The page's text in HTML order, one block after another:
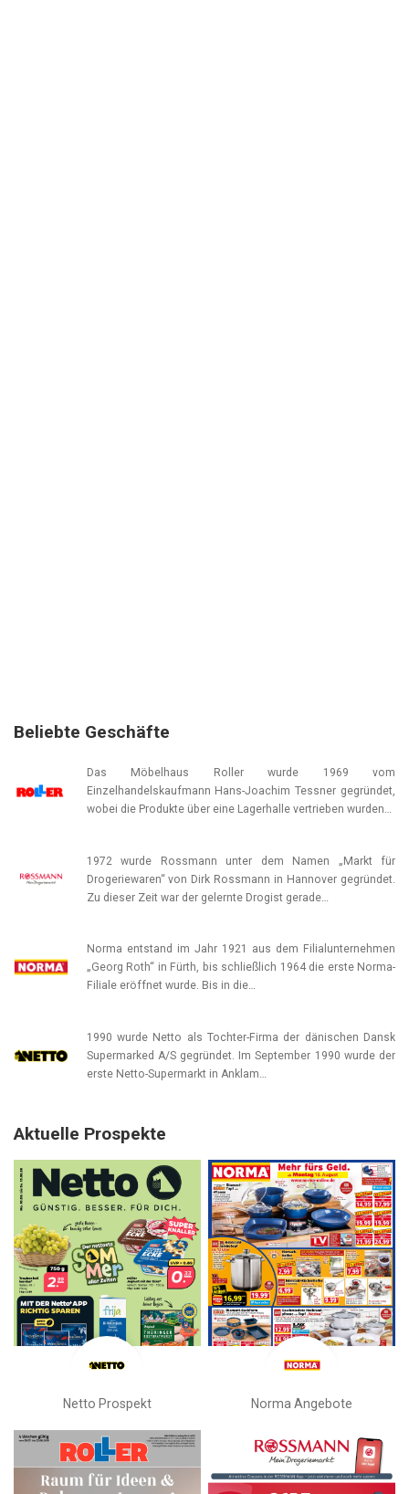
Beliebte Geschäfte
Das Möbelhaus Roller wurde 1969 vom
Einzelhandelskaufmann Hans-Joachim Tessner gegründet,
wobei die Produkte über eine Lagerhalle vertrieben wurden…
1972 wurde Rossmann unter dem Namen „Markt für
Drogeriewaren“ von Dirk Rossmann in Hannover gegründet.
Zu dieser Zeit war der gelernte Drogist gerade…
Norma entstand im Jahr 1921 aus dem Filialunternehmen
„Georg Roth“ in Fürth, bis schließlich 1964 die erste Norma-
Filiale eröffnet wurde. Bis in die…
1990 wurde Netto als Tochter-Firma der dänischen Dansk
Supermarked A/S gegründet. Im September 1990 wurde der
erste Netto-Supermarkt in Anklam…
Aktuelle Prospekte
Netto Prospekt Norma Angebote